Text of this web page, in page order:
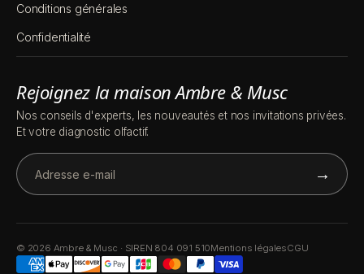
Conditions générales
Confidentialité
Rejoignez la maison Ambre & Musc
Nos conseils d'experts, les nouveautés et nos invitations privées.
Et votre diagnostic olfactif.
→
© 2026 Ambre & Musc · SIREN 804 091 510Mentions légalesCGU